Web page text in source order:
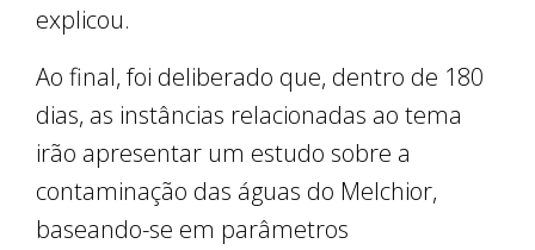
explicou.
Ao final, foi deliberado que, dentro de 180
dias, as instâncias relacionadas ao tema
irão apresentar um estudo sobre a
contaminação das águas do Melchior,
baseando-se em parâmetros